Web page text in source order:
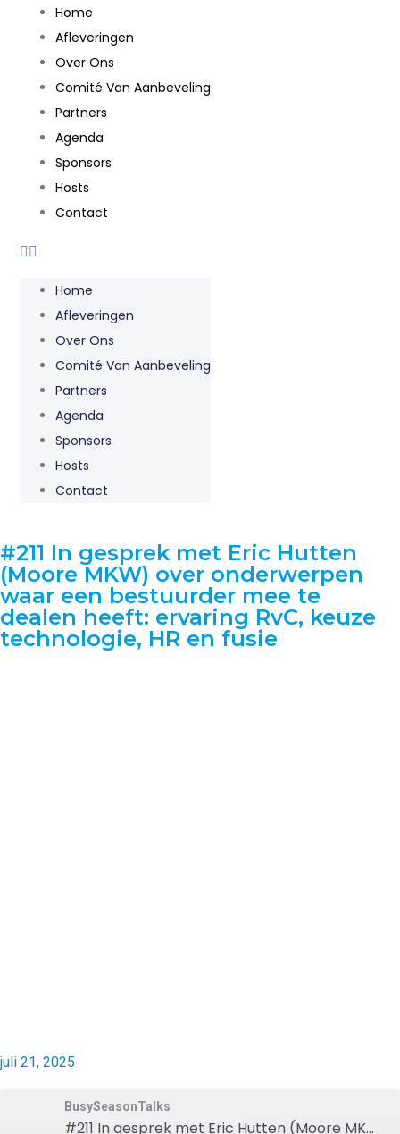
Home
Afleveringen
Over Ons
Comité Van Aanbeveling
Partners
Agenda
Sponsors
Hosts
Contact
Home
Afleveringen
Over Ons
Comité Van Aanbeveling
Partners
Agenda
Sponsors
Hosts
Contact
#211 In gesprek met Eric Hutten
(Moore MKW) over onderwerpen
waar een bestuurder mee te
dealen heeft: ervaring RvC, keuze
technologie, HR en fusie
juli 21, 2025
BusySeasonTalks
#211 In gesprek met Eric Hutten (Moore MKW) over onderwerpen waar een bestuurder mee te dealen heeft: ervaring RvC, keuze technologie, HR en fusie